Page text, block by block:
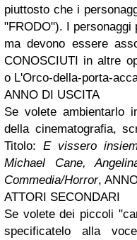
piuttosto che i
"FRODO"). I
ma devono essere
CONOSCIUTI in altre
o L'Orco-della-porta-
ANNO DI USCITA
Se volete ambientarlo
della cinematografia,
Titolo:E vissero
Michael Cane,
Commedia/Horror,
ATTORI SECONDARI
Se volete dei piccoli
specificatelo alla